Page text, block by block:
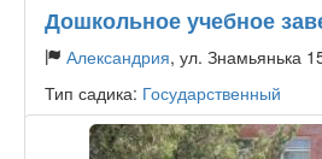
Дошкольное учебное
Александрия, ул. Знамьянька
Тип садика: Государственный